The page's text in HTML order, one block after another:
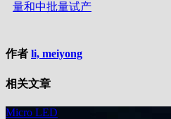
量和中批量试产
作者 li, meiyong
相关文章
Micro LED